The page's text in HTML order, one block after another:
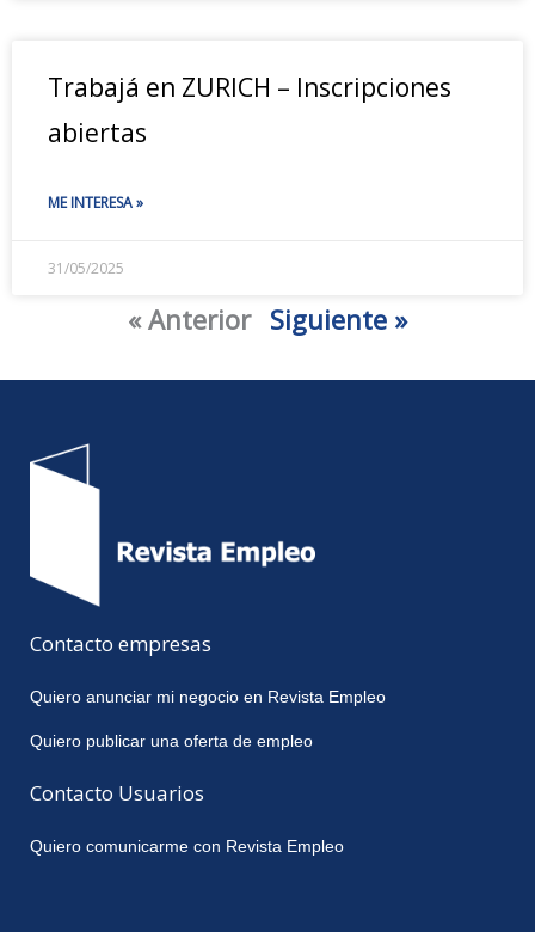
Trabajá en ZURICH – Inscripciones
abiertas
ME INTERESA »
31/05/2025
« Anterior Siguiente »
Contacto empresas
Quiero anunciar mi negocio en Revista Empleo
Quiero publicar una oferta de empleo
Contacto Usuarios
Quiero comunicarme con Revista Empleo